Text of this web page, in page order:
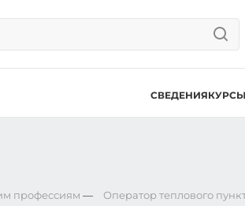
СВЕДЕНИЯ
профессиям — Оператор теплового